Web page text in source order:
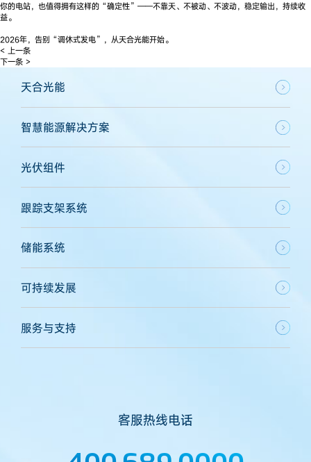
你的电站，也值得拥有这样的“确定性”——不靠天、不被动、不波动，稳定输出，持续收
益。
2026年，告别“调休式发电”，从天合光能开始。
< 上一条
下一条 >
天合光能
智慧能源解决方案
光伏组件
跟踪支架系统
储能系统
可持续发展
服务与支持
客服热线电话